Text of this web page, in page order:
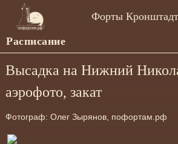
Форты
Расписание
Высадка на Нижний
аэрофото, закат
Фотограф: Олег Зырянов, пофортам.рф